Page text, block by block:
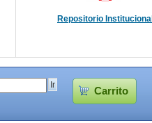
Repositorio Institucional
Carrito